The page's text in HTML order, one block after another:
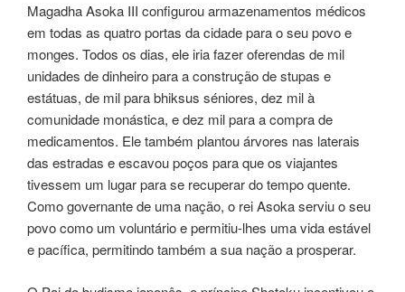
Magadha Asoka III configurou armazenamentos médicos
em todas as quatro portas da cidade para o seu povo e
monges. Todos os dias, ele iria fazer oferendas de mil
unidades de dinheiro para a construção de stupas e
estátuas, de mil para bhiksus séniores, dez mil à
comunidade monástica, e dez mil para a compra de
medicamentos. Ele também plantou árvores nas laterais
das estradas e escavou poços para que os viajantes
tivessem um lugar para se recuperar do tempo quente.
Como governante de uma nação, o rei Asoka serviu o seu
povo como um voluntário e permitiu-lhes uma vida estável
e pacífica, permitindo também a sua nação a prosperar.